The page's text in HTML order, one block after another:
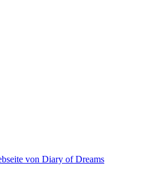
von Diary of Dreams